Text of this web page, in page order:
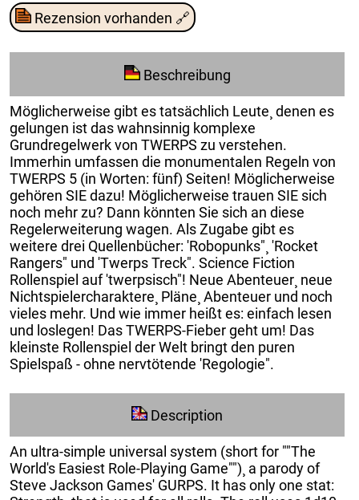
Rezension vorhanden 🔗
Beschreibung
Möglicherweise gibt es tatsächlich Leute¸ denen es
gelungen ist das wahnsinnig komplexe
Grundregelwerk von TWERPS zu verstehen.
Immerhin umfassen die monumentalen Regeln von
TWERPS 5 (in Worten: fünf) Seiten! Möglicherweise
gehören SIE dazu! Möglicherweise trauen SIE sich
noch mehr zu? Dann könnten Sie sich an diese
Regelerweiterung wagen. Als Zugabe gibt es
weitere drei Quellenbücher: 'Robopunks"¸ 'Rocket
Rangers" und 'Twerps Treck". Science Fiction
Rollenspiel auf 'twerpsisch"! Neue Abenteuer¸ neue
Nichtspielercharaktere¸ Pläne¸ Abenteuer und noch
vieles mehr. Und wie immer heißt es: einfach lesen
und loslegen! Das TWERPS-Fieber geht um! Das
kleinste Rollenspiel der Welt bringt den puren
Spielspaß - ohne nervtötende 'Regologie".
Description
An ultra-simple universal system (short for ""The
World's Easiest Role-Playing Game"")¸ a parody of
Steve Jackson Games' GURPS. It has only one stat: